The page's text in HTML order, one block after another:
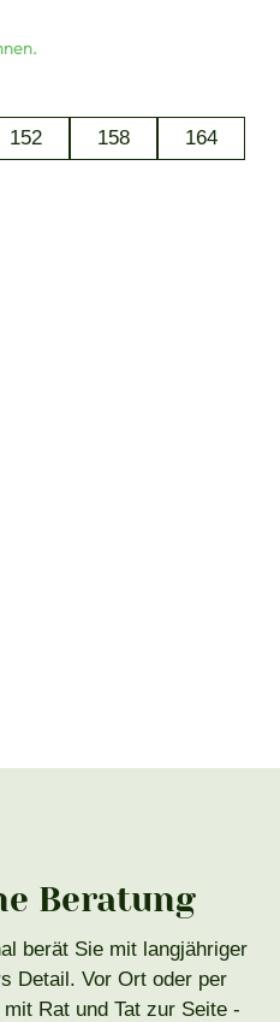
152 158 164
Beratung
berät Sie mit langjähriger
Detail. Vor Ort oder per
Rat und Tat zur Seite -